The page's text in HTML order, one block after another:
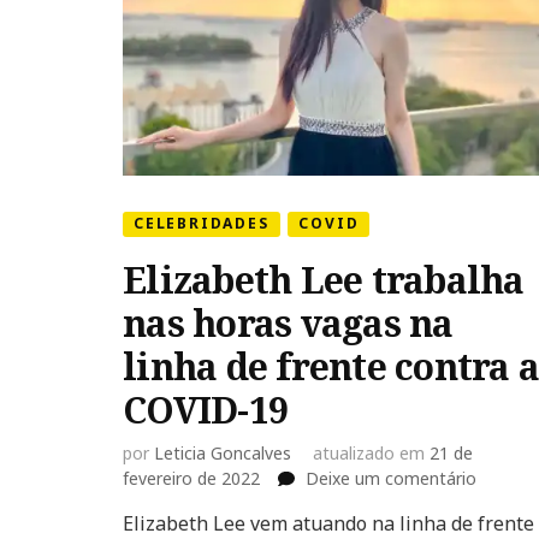
CELEBRIDADES COVID
Elizabeth Lee trabalha
nas horas vagas na
linha de frente contra a
COVID-19
por Leticia Goncalves atualizado em 21 de
fevereiro de 2022
Deixe um comentário
Lee
Elizabeth Lee vem atuando na linha de frente